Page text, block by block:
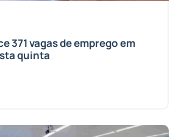
371 vagas de emprego em
quinta